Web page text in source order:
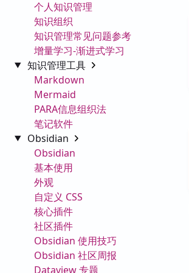
个人知识管理
知识组织
知识管理常见问题参考
增量学习-渐进式学习
知识管理工具
Markdown
Mermaid
PARA信息组织法
笔记软件
Obsidian
Obsidian
基本使用
外观
自定义 CSS
核心插件
社区插件
Obsidian 使用技巧
Obsidian 社区周报
Dataview 专题